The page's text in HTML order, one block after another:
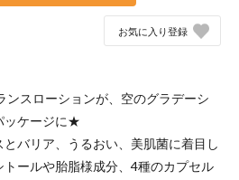
お気に入り登録
スローションが、空のグラデーシ
ッケージに★
バリア、うるおい、美肌菌に着目し
ールや胎脂様成分、4種のカプセル